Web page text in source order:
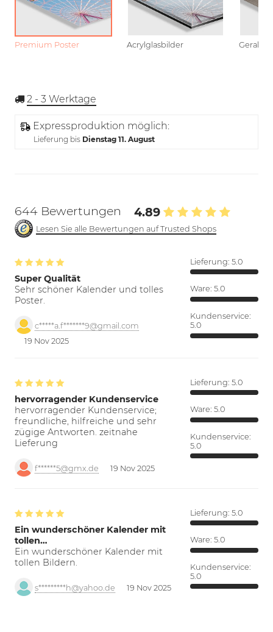
Premium Poster Acrylglasbilder
2 - 3 Werktage
Expressproduktion möglich:
Lieferung bis Dienstag 11. August
644 Bewertungen 4.89
Lesen Sie alle Bewertungen auf Trusted Shops
Super Qualität
Sehr schöner Kalender und tolles
Poster.
c*****a.f*******9@gmail.com
19 Nov 2025
Lieferung: 5.0
Ware: 5.0
Kundenservice:
5.0
hervorragender Kundenservice
hervorragender Kundenservice;
freundliche, hilfreiche und sehr
zügige Antworten. zeitnahe
Lieferung
f******5@gmx.de 19 Nov 2025
Lieferung: 5.0
Ware: 5.0
Kundenservice:
5.0
Ein wunderschöner Kalender mit
tollen…
Ein wunderschöner Kalender mit
tollen Bildern.
s*********h@yahoo.de 19 Nov 2025
Lieferung: 5.0
Ware: 5.0
Kundenservice:
5.0